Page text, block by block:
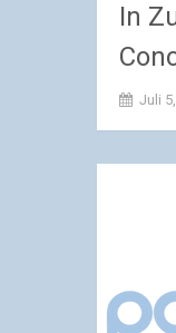
In
Juli